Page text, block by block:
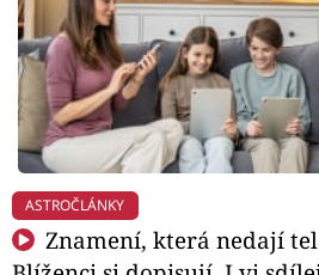
ASTROČLÁNKY
Znamení, která nedají